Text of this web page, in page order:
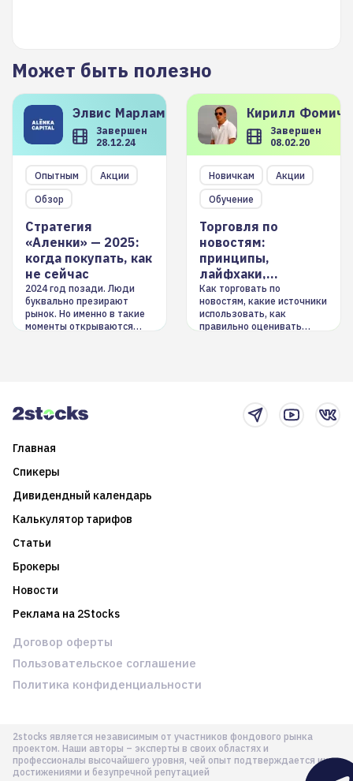
Может быть полезно
Элвис Марламов
Завершен
28.12.24
Опытным
Акции
Обзор
Стратегия
«Аленки» — 2025:
когда покупать, как
не сейчас
2024 год позади. Люди
буквально презирают
рынок. Но именно в такие
моменты открываются
Кирилл
Завершен
08.02.20
Новичкам
Акции
Обучение
Торговля по
новостям:
принципы,
лайфхаки,
инструменты
Как торговать по
новостям, какие источники
использовать, как
правильно оценивать
Главная
Спикеры
Дивидендный календарь
Калькулятор тарифов
Статьи
Брокеры
Новости
Реклама на 2Stocks
2stocks является независимым от участников фондового рынка
проектом. Наши авторы – эксперты в своих областях и
профессионалы высочайшего уровня, чей опыт подтверждается их
достижениями и безупречной репутацией
Договор оферты
Пользовательское соглашение
Политика конфиденциальности